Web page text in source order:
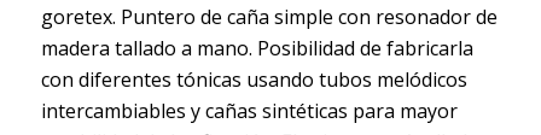
goretex. Puntero de caña simple con resonador de
madera tallado a mano. Posibilidad de fabricarla
con diferentes tónicas usando tubos melódicos
intercambiables y cañas sintéticas para mayor